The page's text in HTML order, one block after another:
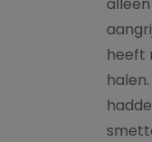
heeft